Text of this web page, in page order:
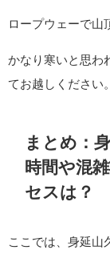
ロープウェーで山
かなり寒いと思わ
てお越しください。
まとめ：
時間や混
セスは？
ここでは、身延山